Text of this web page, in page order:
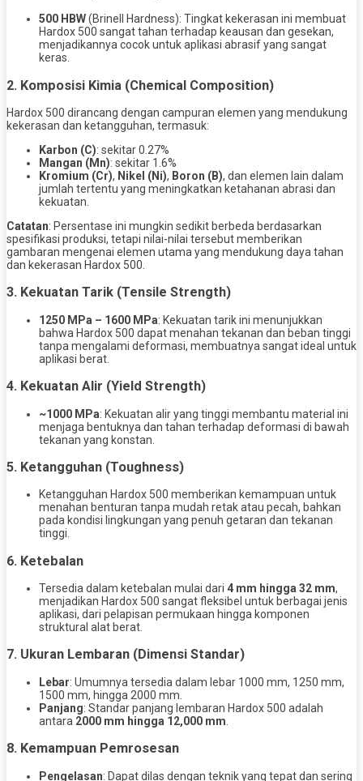
500 HBW(Brinell Hardness): Tingkat kekerasan ini membuat
Hardox 500 sangat tahan terhadap keausan dan gesekan,
menjadikannya cocok untuk aplikasi abrasif yang sangat
keras.
2. Komposisi Kimia (Chemical Composition)
Hardox 500 dirancang dengan campuran elemen yang mendukung
kekerasan dan ketangguhan, termasuk:
Karbon (C): sekitar 0.27%
Mangan (Mn): sekitar 1.6%
Kromium (Cr), Nikel (Ni), Boron (B), dan elemen lain dalam
jumlah tertentu yang meningkatkan ketahanan abrasi dan
kekuatan.
Catatan: Persentase ini mungkin sedikit berbeda berdasarkan
spesifikasi produksi, tetapi nilai-nilai tersebut memberikan
gambaran mengenai elemen utama yang mendukung daya tahan
dan kekerasan Hardox 500.
3. Kekuatan Tarik (Tensile Strength)
1250 MPa – 1600 MPa: Kekuatan tarik ini menunjukkan
bahwa Hardox 500 dapat menahan tekanan dan beban tinggi
tanpa mengalami deformasi, membuatnya sangat ideal untuk
aplikasi berat.
4. Kekuatan Alir (Yield Strength)
~1000 MPa: Kekuatan alir yang tinggi membantu material ini
menjaga bentuknya dan tahan terhadap deformasi di bawah
tekanan yang konstan.
5. Ketangguhan (Toughness)
Ketangguhan Hardox 500 memberikan kemampuan untuk
menahan benturan tanpa mudah retak atau pecah, bahkan
pada kondisi lingkungan yang penuh getaran dan tekanan
tinggi.
6. Ketebalan
Tersedia dalam ketebalan mulai dari 4 mm hingga 32 mm,
menjadikan Hardox 500 sangat fleksibel untuk berbagai jenis
aplikasi, dari pelapisan permukaan hingga komponen
struktural alat berat.
7. Ukuran Lembaran (Dimensi Standar)
Lebar: Umumnya tersedia dalam lebar 1000 mm, 1250 mm,
1500 mm, hingga 2000 mm.
Panjang: Standar panjang lembaran Hardox 500 adalah
antara 2000 mm hingga 12,000 mm
8. Kemampuan Pemrosesan
Pengelasan: Dapat dilas dengan teknik yang tepat dan sering